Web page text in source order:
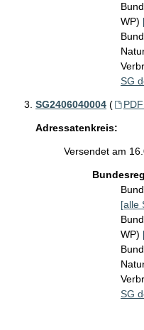
WP)
SG
SG2406040004 (
Adressatenkreis:
Versendet am
[alle
WP)
SG